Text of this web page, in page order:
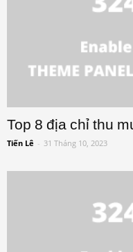
Top 8 địa chỉ thu
Tiến Lê - 31 Tháng 10, 2023